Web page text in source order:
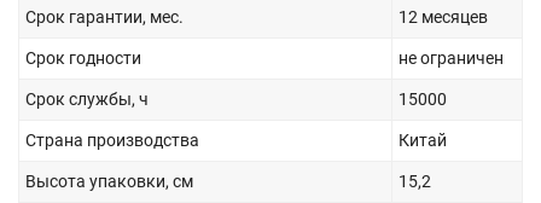
Срок гарантии, мес. 12 месяцев
Срок годности не ограничен
Срок службы, ч 15000
Страна производства Китай
Высота упаковки, см 15,2